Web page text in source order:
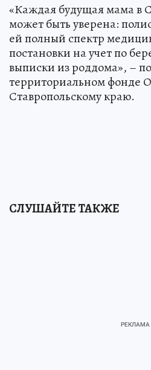
«Каждая будущая мама в
может быть уверена:
ей полный спектр
постановки на учет по
выписки из роддома», –
территориальном фонде
Ставропольскому краю.
СЛУШАЙТЕ ТАКЖЕ